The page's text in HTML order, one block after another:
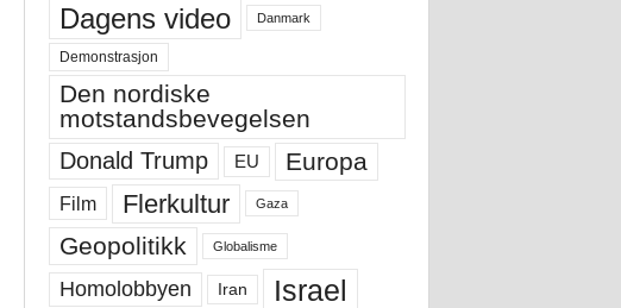
Dagens video Danmark
Demonstrasjon
Den nordiske
motstandsbevegelsen
Donald Trump EU Europa
Film Flerkultur Gaza
Geopolitikk Globalisme
Homolobbyen Iran Israel